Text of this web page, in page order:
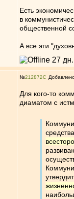
Есть
в
общественной
А все эти
№212872
Для кого-то
диаматом с